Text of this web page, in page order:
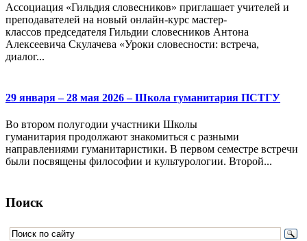
Ассоциация «Гильдия словесников» приглашает учителей и
преподавателей на новый онлайн-курс мастер-
классов председателя Гильдии словесников Антона
Алексеевича Скулачева «Уроки словесности: встреча,
диалог...
29 января – 28 мая 2026 – Школа гуманитария ПСТГУ
Во втором полугодии участники Школы
гуманитария продолжают знакомиться с разными
направлениями гуманитаристики. В первом семестре встречи
были посвящены философии и культурологии. Второй...
Поиск